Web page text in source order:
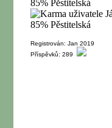
Registrován: Jan 2019
Příspěvků: 289